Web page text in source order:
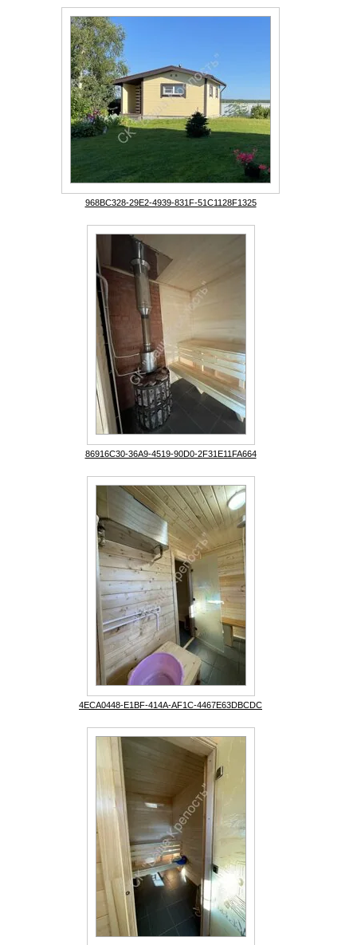
968BC328-29E2-4939-831F-51C1128F1325
86916C30-36A9-4519-90D0-2F31E11FA664
4ECA0448-E1BF-414A-AF1C-4467E63DBCDC